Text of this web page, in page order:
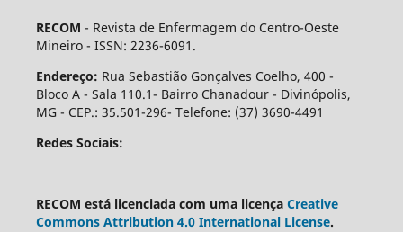
RECOM - Revista de Enfermagem do Centro-Oeste
Mineiro - ISSN: 2236-6091.
Endereço: Rua Sebastião Gonçalves Coelho, 400 -
Bloco A - Sala 110.1- Bairro Chanadour - Divinópolis,
MG - CEP.: 35.501-296- Telefone: (37) 3690-4491
Redes Sociais:
RECOM está licenciada com uma licença Creative
Commons Attribution 4.0 International License.